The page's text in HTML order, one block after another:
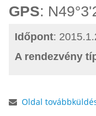
GPS:
Időpont:
A rendezvény
Oldal